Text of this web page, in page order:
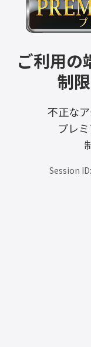
ご利用の
制
不正な
プレ
Session